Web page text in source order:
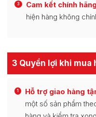
3 Cam kết chính hãng
hiện hàng không
3 Quyền lợi khi mua
1 Hỗ trợ giao hàng
một số sản phẩm